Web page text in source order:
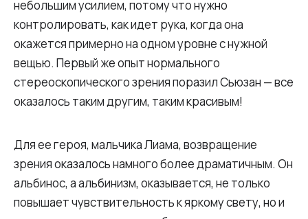
небольшим усилием, потому что нужно
контролировать, как идет рука, когда она
окажется примерно на одном уровне с нужной
вещью. Первый же опыт нормального
стереоскопического зрения поразил Сьюзан — все
оказалось таким другим, таким красивым!
Для ее героя, мальчика Лиама, возвращение
зрения оказалось намного более драматичным. Он
альбинос, а альбинизм, оказывается, не только
повышает чувствительность к яркому свету, но и